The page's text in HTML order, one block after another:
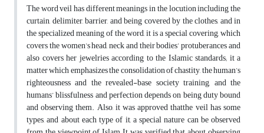
The word veil has different meanings in the locution including the
curtain, delimiter, barrier, and being covered by the clothes, and in
the specialized meaning of the word, it is a special covering, which
covers the women’s head, neck and their bodies’ protuberances and
also covers her jewelries according to the Islamic standards; it a
matter which emphasizes the consolidation of chastity, the human’s
righteousness and the revealed-base society training, and the
humans’ blissfulness and perfection depends on being duty bound
and observing them. Also, it was approved thatthe veil has some
types, and about each type of it, a special nature can be observed